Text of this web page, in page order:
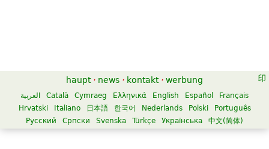
haupt · news · kontakt · werbung
العربية Català Cymraeg Ελληνικά English Español
Français
Hrvatski
Italiano 日本語 한국어 Nederlands Polski
Português
Русский
Српски Svenska Türkçe Українська 中文(简体)